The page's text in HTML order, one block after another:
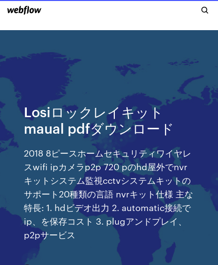
Losiロックレイキット
maual pdfダウンロード
2018 8ピースホームセキュリティワイヤレ
スwifi ipカメラp2p 720 pのhd屋外でnvr
キットシステム監視cctvシステムキットの
サポート20種類の言語 nvrキット仕様 主な
特長: 1. hdビデオ出力 2. automatic接続で
ip、を保存コスト 3. plugアンドプレイ、
p2pサービス